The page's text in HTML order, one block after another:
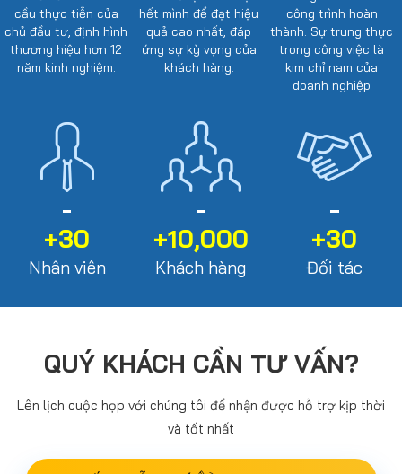
cầu thực tiễn của
chủ đầu tư, định hình
thương hiệu hơn 12
năm kinh nghiệm.
hết mình để đạt hiệu
quả cao nhất, đáp
ứng sự kỳ vọng của
khách hàng.
công trình hoàn
thành. Sự trung thực
trong công việc là
kim chỉ nam của
doanh nghiệp
+30
Nhân viên
+10,000
Khách hàng
+30
Đối tác
QUÝ KHÁCH CẦN TƯ VẤN?
Lên lịch cuộc họp với chúng tôi để nhận được hỗ trợ kịp thời
và tốt nhất